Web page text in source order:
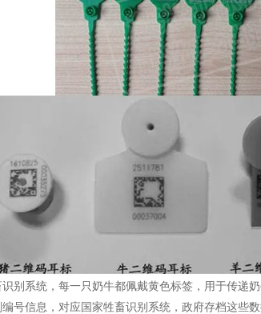
别系统，每一只奶牛都佩戴黄色标签，用于传递
号信息，对应国家牲畜识别系统，政府存档这些